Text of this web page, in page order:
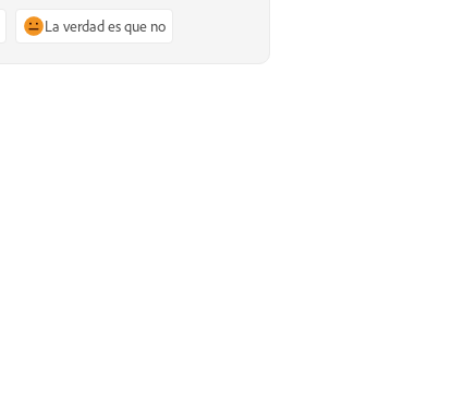
La verdad es que no